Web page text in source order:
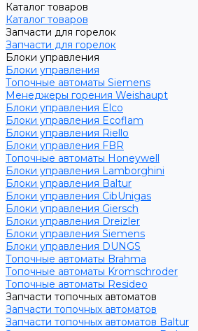
Каталог товаров
Каталог товаров
Запчасти для горелок
Запчасти для горелок
Блоки управления
Блоки управления
Топочные автоматы Siemens
Менеджеры горения Weishaupt
Блоки управления Elco
Блоки управления Ecoflam
Блоки управления Riello
Блоки управления FBR
Топочные автоматы Honeywell
Блоки управления Lamborghini
Блоки управления Baltur
Блоки управления CibUnigas
Блоки управления Giersch
Блоки управления Dreizler
Блоки управления Siemens
Блоки управления DUNGS
Топочные автоматы Brahma
Топочные автоматы Kromschroder
Топочные автоматы Resideo
Запчасти топочных автоматов
Запчасти топочных автоматов
Запчасти топочных автоматов Baltur